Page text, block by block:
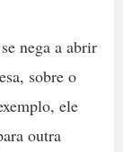
nega a abrir
sobre o
ele
outra